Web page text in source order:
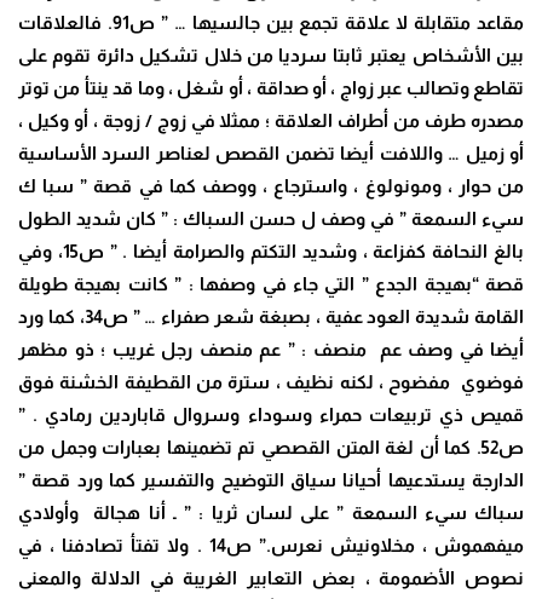
مقاعد متقابلة لا علاقة تجمع بين جالسيها … ” ص91. فالعلاقات
بين الأشخاص يعتبر ثابتا سرديا من خلال تشكيل دائرة تقوم على
تقاطع وتصالب عبر زواج ، أو صداقة ، أو شغل ، وما قد ينتأ من توتر
مصدره طرف من أطراف العلاقة ؛ ممثلا في زوج / زوجة ، أو وكيل ،
أو زميل … واللافت أيضا تضمن القصص لعناصر السرد الأساسية
من حوار ، ومونولوغ ، واسترجاع ، ووصف كما في قصة ” سبا ك
سيء السمعة ” في وصف ل حسن السباك : ” كان شديد الطول
بالغ النحافة كفزاعة ، وشديد التكتم والصرامة أيضا . ” ص15، وفي
قصة “بهيجة الجدع ” التي جاء في وصفها : ” كانت بهيجة طويلة
القامة شديدة العود عفية ، بصبغة شعر صفراء … ” ص34، كما ورد
أيضا في وصف عم منصف : ” عم منصف رجل غريب ؛ ذو مظهر
فوضوي مفضوح ، لكنه نظيف ، سترة من القطيفة الخشنة فوق
قميص ذي تربيعات حمراء وسوداء وسروال قاباردين رمادي . ”
ص52. كما أن لغة المتن القصصي تم تضمينها بعبارات وجمل من
الدارجة يستدعيها أحيانا سياق التوضيح والتفسير كما ورد قصة ”
سباك سيء السمعة ” على لسان ثريا : ” ـ أنا هجالة وأولادي
ميفهموش ، مخلاونيش نعرس.” ص14 . ولا تفتأ تصادفنا ، في
نصوص الأضمومة ، بعض التعابير الغريبة في الدلالة والمعنى